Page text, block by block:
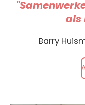
als
Barry